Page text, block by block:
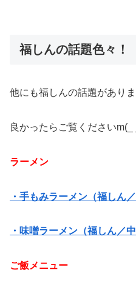
福しんの話題色々！
他にも福しんの話題がありま
良かったらご覧くださいm(_
ラーメン
・手もみラーメン（福しん
・味噌ラーメン（福しん／
ご飯メニュー